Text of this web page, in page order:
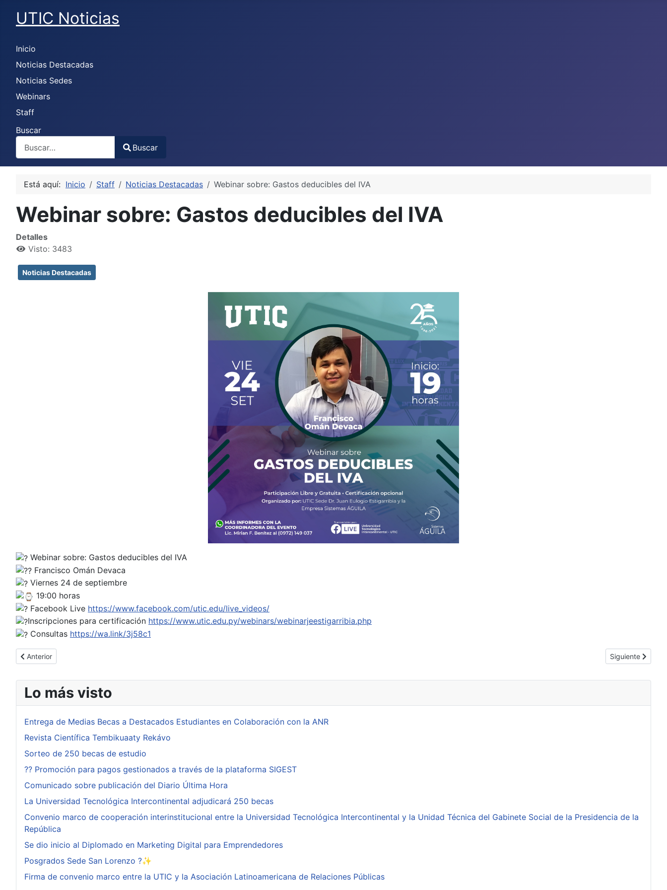
UTIC Noticias
Inicio
Noticias Destacadas
Noticias Sedes
Webinars
Staff
Buscar
Type 2 or more characters for results.
Buscar
Está aquí: Inicio Staff Noticias Destacadas Webinar sobre: Gastos deducibles del IVA
Webinar sobre: Gastos deducibles del IVA
Detalles
Visto: 3483
Noticias Destacadas
Webinar sobre: Gastos deducibles del IVA
Francisco Omán Devaca
Viernes 24 de septiembre
19:00 horas
Facebook Live https://www.facebook.com/utic.edu/live_videos/
Inscripciones para certificación https://www.utic.edu.py/webinars/webinarjeestigarribia.php
Consultas https://wa.link/3j58c1
Artículo anterior: Se dio inicio al Diplomado en Marketing Digital para Emprendedores
Anterior Artículo
Siguiente
Lo más visto
Entrega de Medias Becas a Destacados Estudiantes en Colaboración con la ANR
Revista Científica Tembikuaaty Rekávo
Sorteo de 250 becas de estudio
?? Promoción para pagos gestionados a través de la plataforma SIGEST
Comunicado sobre publicación del Diario Última Hora
La Universidad Tecnológica Intercontinental adjudicará 250 becas
Convenio marco de cooperación interinstitucional entre la Universidad Tecnológica Intercontinental y la Unidad Técnica del Gabinete Social de la Presidencia de la
República
Se dio inicio al Diplomado en Marketing Digital para Emprendedores
Posgrados Sede San Lorenzo ?✨
Firma de convenio marco entre la UTIC y la Asociación Latinoamericana de Relaciones Públicas